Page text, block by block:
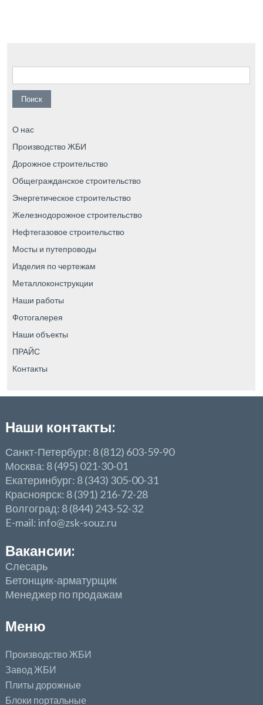
Найти:
О нас
Производство ЖБИ
Дорожное строительство
Общегражданское строительство
Энергетическое строительство
Железнодорожное строительство
Нефтегазовое строительство
Мосты и путепроводы
Изделия по чертежам
Металлоконструкции
Наши работы
Фотогалерея
Наши объекты
ПРАЙС
Контакты
Наши контакты:
Санкт-Петербург: 8 (812) 603-59-90
Москва: 8 (495) 021-30-01
Екатеринбург: 8 (343) 305-00-31
Красноярск: 8 (391) 216-72-28
Волгоград: 8 (844) 243-52-32
E-mail: info@zsk-souz.ru
Вакансии:
Слесарь
Бетонщик-арматурщик
Менеджер по продажам
Меню
Производство ЖБИ
Завод ЖБИ
Плиты дорожные
Блоки портальные